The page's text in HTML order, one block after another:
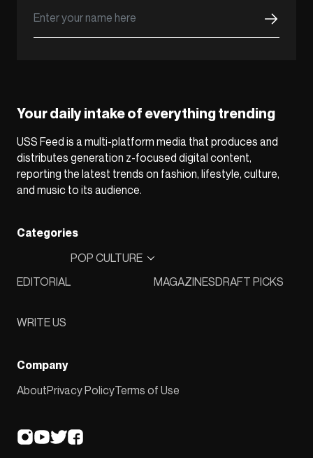
Your daily intake of everything trending
USS Feed is a multi-platform media that produces and
distributes generation z-focused digital content,
reporting the latest trends on fashion, lifestyle, culture,
and music to its audience.
Categories
EDITORIAL
POP CULTURE
MAGAZINESDRAFT PICKS
WRITE US
Company
AboutPrivacy PolicyTerms of Use